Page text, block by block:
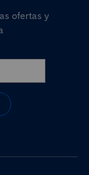
ofertas y